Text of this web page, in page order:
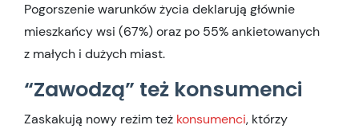
Pogorszenie warunków życia deklarują głównie
mieszkańcy wsi (67%) oraz po 55% ankietowanych
z małych i dużych miast.
“Zawodzą” też konsumenci
Zaskakują nowy reżim też konsumenci, którzy